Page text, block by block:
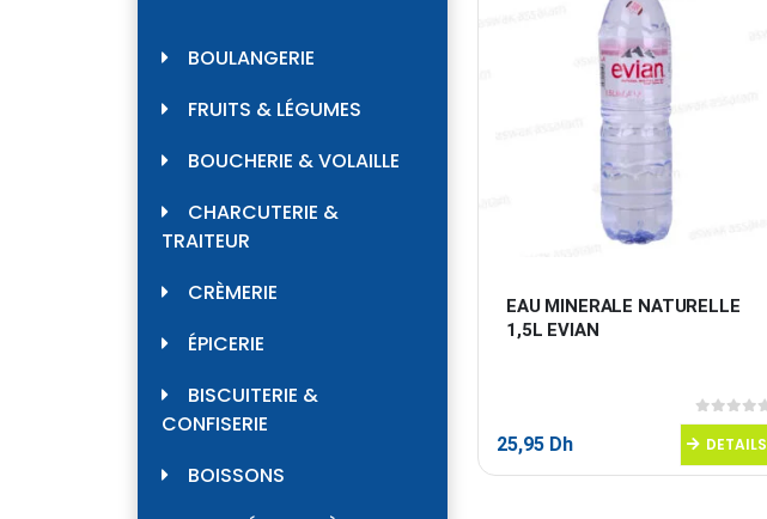
EAU MINERALE NATURELLE
1,5L EVIAN
0sur 5
25,95 Dh DETAILS
BOULANGERIE
FRUITS & LÉGUMES
BOUCHERIE & VOLAILLE
CHARCUTERIE &
TRAITEUR
CRÈMERIE
ÉPICERIE
BISCUITERIE &
CONFISERIE
BOISSONS